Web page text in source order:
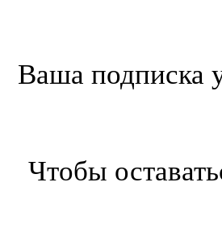
Ваша подписка
Чтобы